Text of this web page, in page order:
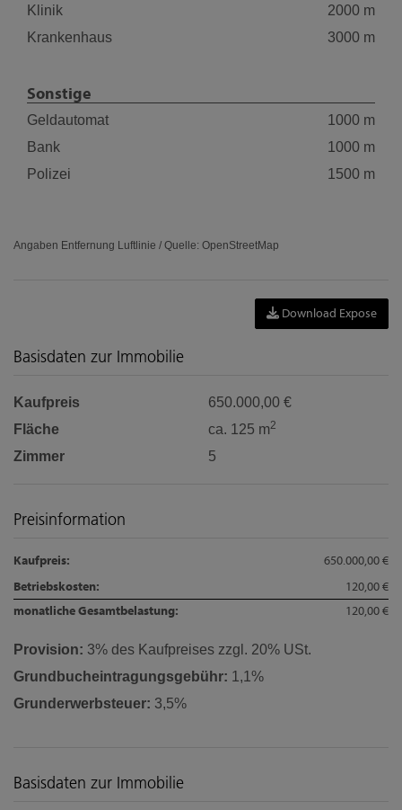
Klinik
2000 m
Krankenhaus
3000 m
Sonstige
Geldautomat
1000 m
Bank
1000 m
Polizei
1500 m
Angaben Entfernung Luftlinie / Quelle: OpenStreetMap
Download Expose
Basisdaten zur Immobilie
Kaufpreis
650.000,00 €
Fläche
ca. 125 m2
Zimmer 5
Preisinformation
Kaufpreis:
650.000,00 €
Betriebskosten:
120,00 €
monatliche Gesamtbelastung:
120,00 €
Provision: 3% des Kaufpreises zzgl. 20% USt.
Grundbucheintragungsgebühr: 1,1%
Grunderwerbsteuer: 3,5%
Basisdaten zur Immobilie